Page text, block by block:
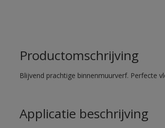
Productomschrijving
Blijvend prachtige binnenmuurverf. Perfecte
Applicatie beschrijving